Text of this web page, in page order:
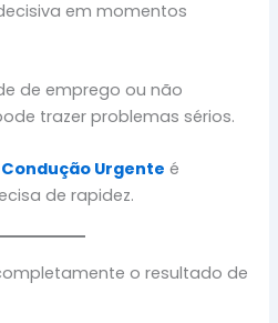
em momentos
de emprego ou não
trazer problemas sérios.
Urgente é
de rapidez.
o resultado de